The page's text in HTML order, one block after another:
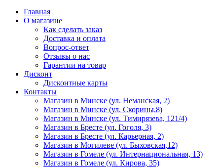
Главная
О магазине
Как сделать заказ
Доставка и оплата
Вопрос-ответ
Отзывы о нас
Гарантии на товар
Дисконт
Дисконтные карты
Контакты
Магазин в Минске (ул. Неманская, 2)
Магазин в Минске (ул. Скорины,8)
Магазин в Минске (ул. Тимирязева, 121/4)
Магазин в Бресте (ул. Гоголя, 3)
Магазин в Бресте (ул. Карьерная, 2)
Магазин в Могилеве (ул. Быховская,12)
Магазин в Гомеле (ул. Интернациональная, 13)
Магазин в Гомеле (ул. Кирова, 35)